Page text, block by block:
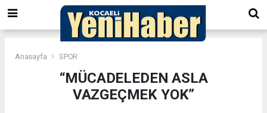
Anasayfa SPOR
“MÜCADELEDEN ASLA
VAZGEÇMEK YOK”